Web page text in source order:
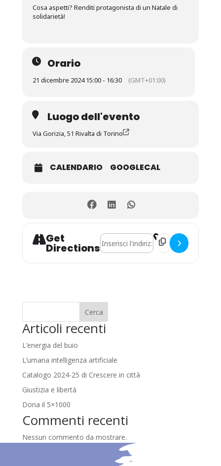
Cosa aspetti? Renditi protagonista di un Natale di
solidarietà!
Orario
21 dicembre 2024 15:00 - 16:30 (GMT+01:00)
Luogo dell'evento
Via Gorizia, 51 Rivalta di Torino
CALENDARIO GOOGLECAL
Get
Directions
Address - Un Natale di solidarietà []
Destination
Cerca
Articoli recenti
L’energia del buio
L’umana intelligenza artificiale
Catalogo 2024-25 di Crescere in città
Giustizia e libertà
Dona il 5×1000
Commenti recenti
Nessun commento da mostrare.